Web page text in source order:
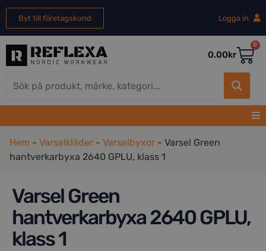
Byt till företagskund Logga in
0.00kr
0
Hem - Varselkläder - Varselbyxor - Varsel Green
hantverkarbyxa 2640 GPLU, klass 1
Varsel Green
hantverkarbyxa 2640 GPLU,
klass 1